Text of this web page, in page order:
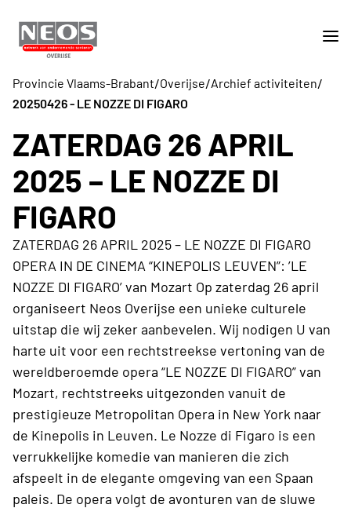
Provincie Vlaams-Brabant/Overijse/Archief activiteiten/
20250426 - LE NOZZE DI FIGARO
ZATERDAG 26 APRIL
2025 – LE NOZZE DI
FIGARO
ZATERDAG 26 APRIL 2025 – LE NOZZE DI FIGARO
OPERA IN DE CINEMA “KINEPOLIS LEUVEN”: ’LE
NOZZE DI FIGARO’ van Mozart Op zaterdag 26 april
organiseert Neos Overijse een unieke culturele
uitstap die wij zeker aanbevelen. Wij nodigen U van
harte uit voor een rechtstreekse vertoning van de
wereldberoemde opera “LE NOZZE DI FIGARO” van
Mozart, rechtstreeks uitgezonden vanuit de
prestigieuze Metropolitan Opera in New York naar
de Kinepolis in Leuven. Le Nozze di Figaro is een
verrukkelijke komedie van manieren die zich
afspeelt in de elegante omgeving van een Spaan
paleis. De opera volgt de avonturen van de sluwe